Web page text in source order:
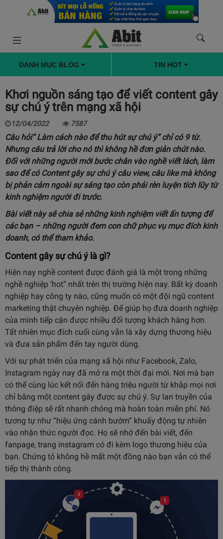
DANH MỤC BLOG TIN HOT
Khơi nguồn sáng tạo để viết content gây
sự chú ý trên mạng xã hội
12/04/2022 7587
Câu hỏi” Làm cách nào để thu hút sự chú ý” chỉ có 9 từ.
Nhưng câu trả lời cho nó thì không hề đơn giản chút nào.
Đối với những người mới bước chân vào nghề viết lách, làm
sao để có Content gây sự chú ý câu view, câu like mà không
bị phản cảm ngoài sự sáng tạo còn phải rèn luyện tích lũy từ
kinh nghiệm người đi trước.
Bài viết này sẽ chia sẻ những kinh nghiệm viết ấn tượng để
các bạn – những người đem con chữ phục vụ mục đích kinh
doanh, có thể tham khảo.
Content gây sự chú ý là gì?
Hiện nay nghề content được đánh giá là một trong những
nghề nghiệp ‘hot” nhất trên thị trường hiện nay. Bất kỳ doanh
nghiệp hay công ty nào, cũng muốn có một đội ngũ content
marketing thật chuyên nghiệp. Để giúp họ đưa doanh nghiệp
của mình tiếp cận được nhiều đối tượng khách hàng hơn.
Tất nhiên mục đích cuối cùng vẫn là xây dựng thương hiệu
và đưa sản phẩm đến tay người dùng.
Với sự phát triển của mạng xã hội như Facebook, Zalo,
Instagram ngày nay đã mở ra một thời đại mới. Nơi mà bạn
có thể cùng lúc kết nối đến hàng triệu người từ khắp mọi nơi
chỉ bằng một content gây được sự chú ý. Sự lan truyền của
thông điệp sẽ rất nhanh chóng mà hoàn toàn miễn phí. Nó
tương tự như “hiệu ứng cánh bướm” khuấy động tự nhiên
vào nhận thức người đọc. Họ sẽ nhớ đến bài viết, đến
fanpage, trang instagram có đi kèm logo thương hiệu của
bạn. Chứng tỏ không hề mất một đồng nào bạn vẫn có thể
tiếp thị thành công.